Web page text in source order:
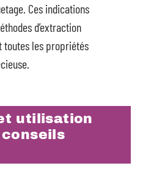
Ces indications
d’extraction
les propriétés
utilisation